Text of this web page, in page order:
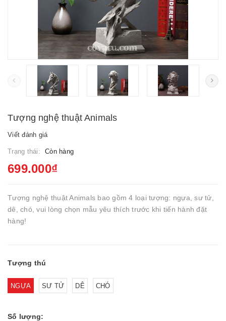
Tượng nghệ thuật Animals
Viết đánh giá
Trạng thái: Còn hàng
699.000₫
Tượng nghệ thuật Animals bao gồm 4 loại tượng: ngựa, sư tử,
dê, chó, vui lòng chọn mẫu yêu thích trước khi tiến hành đặt
hàng!
Tượng thú
NGỰA SƯ TỬ DÊ CHÓ
Số lượng: